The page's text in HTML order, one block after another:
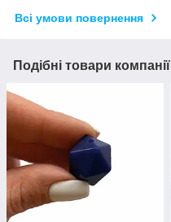
Всі умови повернення
Подібні товари компанії